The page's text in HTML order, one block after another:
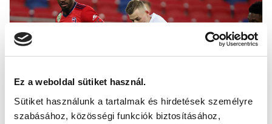
Ez a weboldal sütiket használ.
Sütiket használunk a tartalmak és hirdetések személyre
szabásához, közösségi funkciók biztosításához,